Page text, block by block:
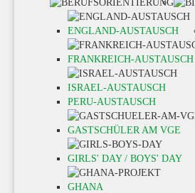
ENGLAND-AUSTAUSCH
FRANKREICH-AUSTAUSCH
ISRAEL-AUSTAUSCH
PERU-AUSTAUSCH
GASTSCHÜLER AM VGE
GIRLS' DAY / BOYS' DAY
GHANA